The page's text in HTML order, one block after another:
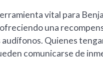
vital para
una
Quienes
comunicarse de